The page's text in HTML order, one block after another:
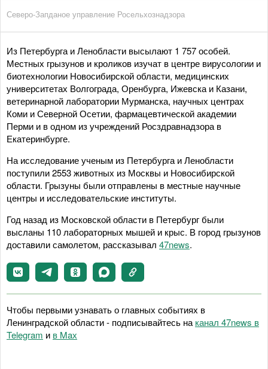
Северо-Запданое управление Росельхознадзора
Из Петербурга и Ленобласти высылают 1 757 особей.
Местных грызунов и кроликов изучат в центре вирусологии и
биотехнологии Новосибирской области, медицинских
университетах Волгограда, Оренбурга, Ижевска и Казани,
ветеринарной лаборатории Мурманска, научных центрах
Коми и Северной Осетии, фармацевтической академии
Перми и в одном из учреждений Росздравнадзора в
Екатеринбурге.
На исследование ученым из Петербурга и Ленобласти
поступили 2553 животных из Москвы и Новосибирской
области. Грызуны были отправлены в местные научные
центры и исследовательские институты.
Год назад из Московской области в Петербург были
высланы 110 лабораторных мышей и крыс. В город грызунов
доставили самолетом, рассказывал 47news.
Чтобы первыми узнавать о главных событиях в
Ленинградской области - подписывайтесь на канал 47news в
Telegram и в Maх